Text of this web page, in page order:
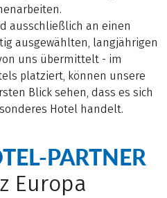
ausschließlich an einen
ausgewählten, langjährigen
uns übermittelt - im
platziert, können unsere
Blick sehen, dass es sich
Hotel handelt.
PARTNER
Europa